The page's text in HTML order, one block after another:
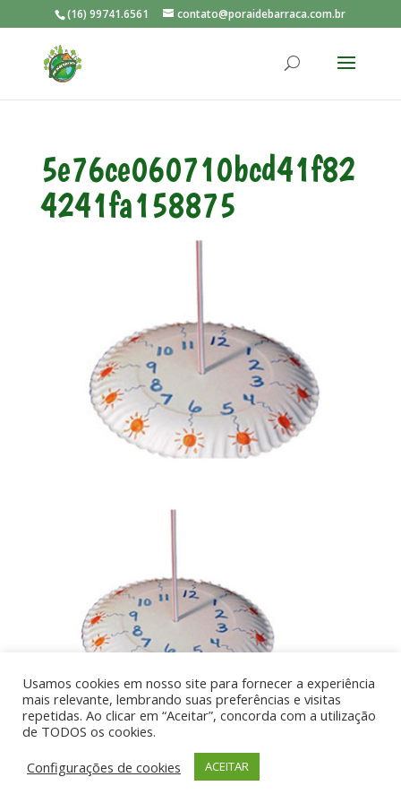
(16) 99741.6561 contato@poraidebarraca.com.br
5e76ce060710bcd41f82
4241fa158875
Por aí de Barraca - direitos reservados - Desenvolvido
por UIA WEB
Usamos cookies em nosso site para fornecer a experiência
mais relevante, lembrando suas preferências e visitas
repetidas. Ao clicar em “Aceitar”, concorda com a utilização
de TODOS os cookies.
Configurações de cookies
ACEITAR